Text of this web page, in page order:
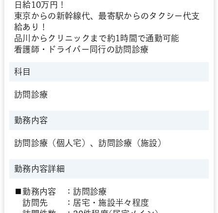
日給10万円！
東京からの新幹線代、最寄駅からのタクシー代支
給あり！
品川からクリニックまで約1時間で通勤可能
看護師・ドライバー同行の訪問診療
科目
訪問診療
勤務内容
訪問診療（個人宅）、訪問診療（施設）
勤務内容詳細
■勤務内容 ：訪問診療
訪問先 ：居宅・施設半々程度